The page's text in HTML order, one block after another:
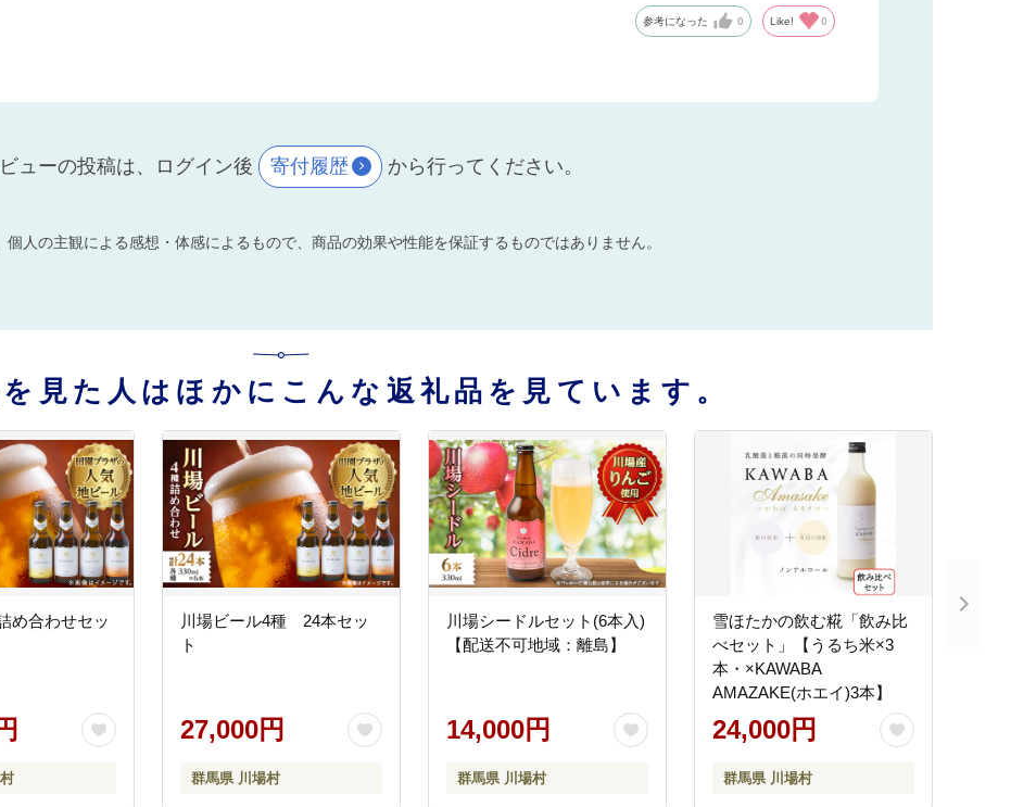
参考になった 0 Like! 0
ューの投稿は、ログイン後 寄付履歴 から行ってください。
人の主観による感想・体感によるもので、商品の効果や性能を保証するものではありません。
見た人はほかにこんな返礼品を見ています。
め合わせセッ
川場ビール4種 24本セッ
ト
27,000円
群馬県 川場村
川場シードルセット(6本入)
【配送不可地域：離島】
14,000円
群馬県 川場村
雪ほたかの飲む糀「飲み比
べセット」【うるち米×3
本・×KAWABA
AMAZAKE(ホエイ)3本】
24,000円
群馬県 川場村